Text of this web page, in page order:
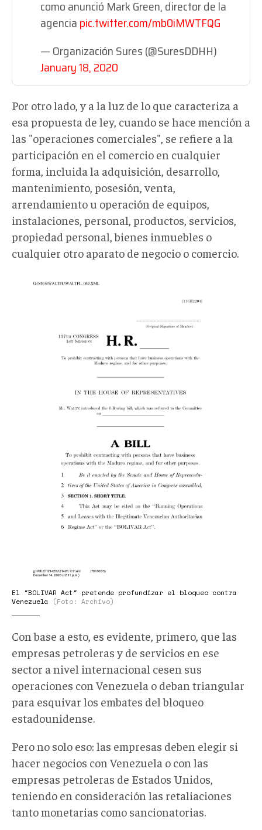
como anunció Mark Green, director de la
agenciapic.twitter.com/mb0iMWTFQG
— Organización Sures (@SuresDDHH)
January 18, 2020
Por otro lado, y a la luz de lo que caracteriza a
esa propuesta de ley, cuando se hace mención a
las "operaciones comerciales", se refiere a la
participación en el comercio en cualquier
forma, incluida la adquisición, desarrollo,
mantenimiento, posesión, venta,
arrendamiento u operación de equipos,
instalaciones, personal, productos, servicios,
propiedad personal, bienes inmuebles o
cualquier otro aparato de negocio o comercio.
Bolívar
El "BOLIVAR Act" pretende profundizar el bloqueo contra
Venezuela
(Foto: Archivo)
Con base a esto, es evidente, primero, que las
empresas petroleras y de servicios en ese
sector a nivel internacional cesen sus
operaciones con Venezuela o deban triangular
para esquivar los embates del bloqueo
estadounidense.
Pero no solo eso: las empresas deben elegir si
hacer negocios con Venezuela o con las
empresas petroleras de Estados Unidos,
teniendo en consideración las retaliaciones
tanto monetarias como sancionatorias.